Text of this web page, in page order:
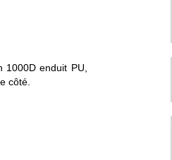
enduit PU,
côté.